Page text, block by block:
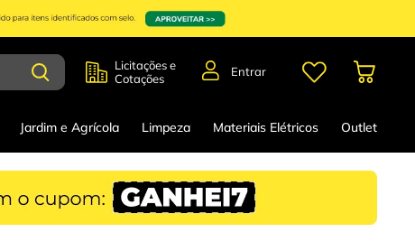
Licitações e
Cotações
Entrar
Jardim e Agrícola Limpeza Materiais Elétricos Outlet